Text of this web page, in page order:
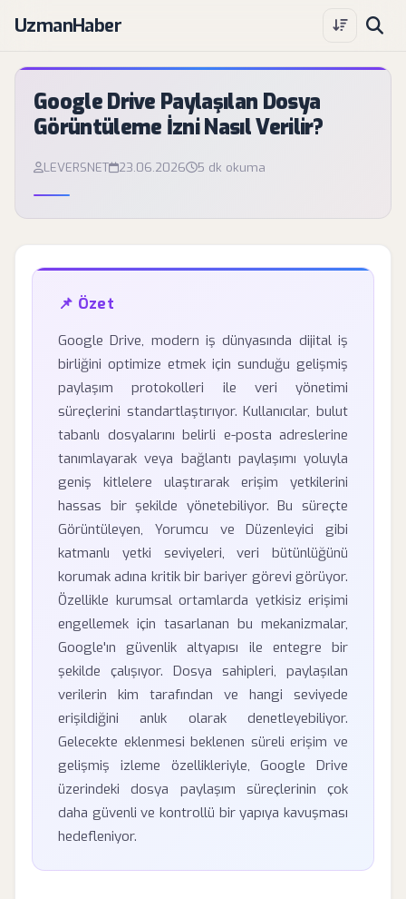
UzmanHaber
Google Drive Paylaşılan Dosya
Görüntüleme İzni Nasıl Verilir?
LEVERSNET 23.06.2026 5 dk okuma
📌 Özet
Google Drive, modern iş dünyasında dijital iş
birliğini optimize etmek için sunduğu gelişmiş
paylaşım protokolleri ile veri yönetimi
süreçlerini standartlaştırıyor. Kullanıcılar, bulut
tabanlı dosyalarını belirli e-posta adreslerine
tanımlayarak veya bağlantı paylaşımı yoluyla
geniş kitlelere ulaştırarak erişim yetkilerini
hassas bir şekilde yönetebiliyor. Bu süreçte
Görüntüleyen, Yorumcu ve Düzenleyici gibi
katmanlı yetki seviyeleri, veri bütünlüğünü
korumak adına kritik bir bariyer görevi görüyor.
Özellikle kurumsal ortamlarda yetkisiz erişimi
engellemek için tasarlanan bu mekanizmalar,
Google'ın güvenlik altyapısı ile entegre bir
şekilde çalışıyor. Dosya sahipleri, paylaşılan
verilerin kim tarafından ve hangi seviyede
erişildiğini anlık olarak denetleyebiliyor.
Gelecekte eklenmesi beklenen süreli erişim ve
gelişmiş izleme özellikleriyle, Google Drive
üzerindeki dosya paylaşım süreçlerinin çok
daha güvenli ve kontrollü bir yapıya kavuşması
hedefleniyor.